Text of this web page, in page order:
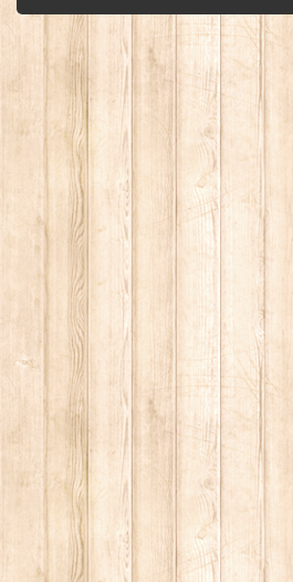
без письменного разрешения автора -